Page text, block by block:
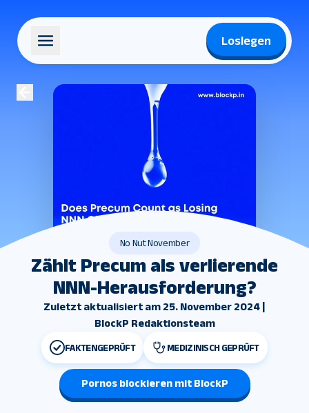
Loslegen
No Nut November
Zählt Precum als verlierende
NNN-Herausforderung?
Zuletzt aktualisiert am 25. November 2024 |
BlockP Redaktionsteam
FAKTENGEPRÜFT MEDIZINISCH GEPRÜFT
Pornos blockieren mit BlockP